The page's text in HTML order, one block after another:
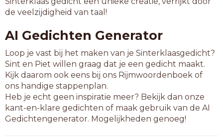
de veelzijdigheid van taal!
AI Gedichten Generator
Loop je vast bij het maken van je Sinterklaasgedicht?
Sint en Piet willen graag dat je een gedicht maakt.
Kijk daarom ook eens bij ons Rijmwoordenboek of
ons handige stappenplan.
Heb je echt geen inspiratie meer? Bekijk dan onze
kant-en-klare gedichten of maak gebruik van de AI
Gedichtengenerator. Mogelijkheden genoeg!